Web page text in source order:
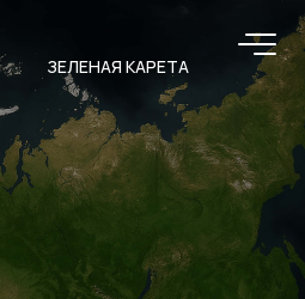
ЗЕЛЕНАЯ КАРЕТА